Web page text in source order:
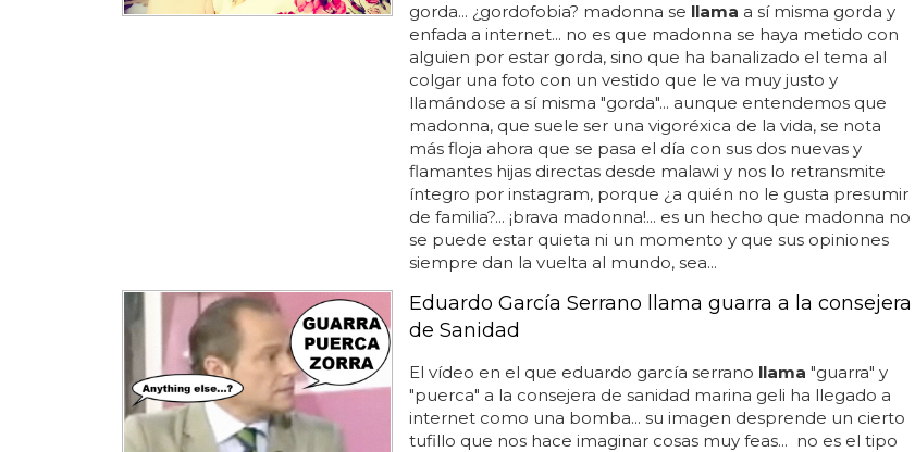
gorda... ¿gordofobia? madonna se llama a sí misma gorda y
enfada a internet... no es que madonna se haya metido con
alguien por estar gorda, sino que ha banalizado el tema al
colgar una foto con un vestido que le va muy justo y
llamándose a sí misma "gorda"... aunque entendemos que
madonna, que suele ser una vigoréxica de la vida, se nota
más floja ahora que se pasa el día con sus dos nuevas y
flamantes hijas directas desde malawi y nos lo retransmite
íntegro por instagram, porque ¿a quién no le gusta presumir
de familia?... ¡brava madonna!... es un hecho que madonna no
se puede estar quieta ni un momento y que sus opiniones
siempre dan la vuelta al mundo, sea...
Eduardo García Serrano llama guarra a la consejera
de Sanidad
El vídeo en el que eduardo garcía serrano llama "guarra" y
"puerca" a la consejera de sanidad marina geli ha llegado a
internet como una bomba... su imagen desprende un cierto
tufillo que nos hace imaginar cosas muy feas... no es el tipo